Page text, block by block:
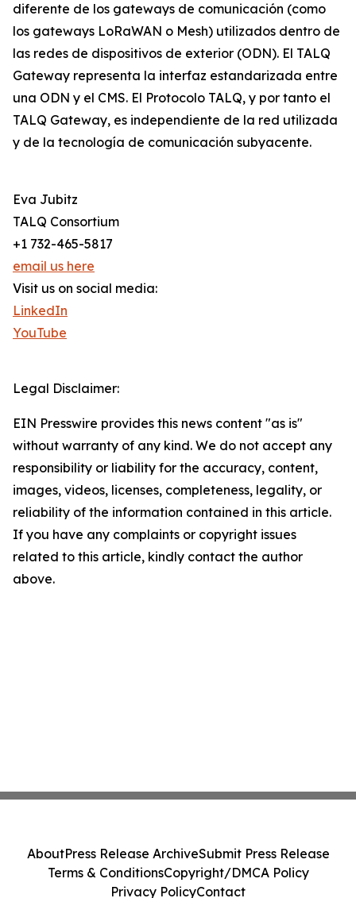
diferente de los gateways de comunicación (como
los gateways LoRaWAN o Mesh) utilizados dentro de
las redes de dispositivos de exterior (ODN). El TALQ
Gateway representa la interfaz estandarizada entre
una ODN y el CMS. El Protocolo TALQ, y por tanto el
TALQ Gateway, es independiente de la red utilizada
y de la tecnología de comunicación subyacente.
Eva Jubitz
TALQ Consortium
+1 732-465-5817
email us here
Visit us on social media:
LinkedIn
YouTube
Legal Disclaimer:
EIN Presswire provides this news content "as is"
without warranty of any kind. We do not accept any
responsibility or liability for the accuracy, content,
images, videos, licenses, completeness, legality, or
reliability of the information contained in this article.
If you have any complaints or copyright issues
related to this article, kindly contact the author
above.
AboutPress Release ArchiveSubmit Press Release
Terms & ConditionsCopyright/DMCA Policy
Privacy PolicyContact